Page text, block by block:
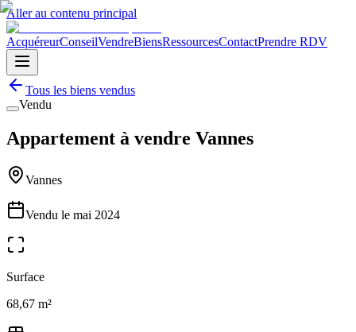
Aller au contenu principal
AcquéreurConseilVendreBiensRessourcesContactPrendre RDV
Tous les biens vendus
Vendu
Appartement à vendre Vannes
Vannes
Vendu le mai 2024
Surface
68,67 m²